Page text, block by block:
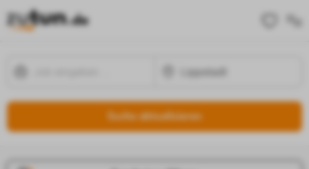
Suche aktualisieren